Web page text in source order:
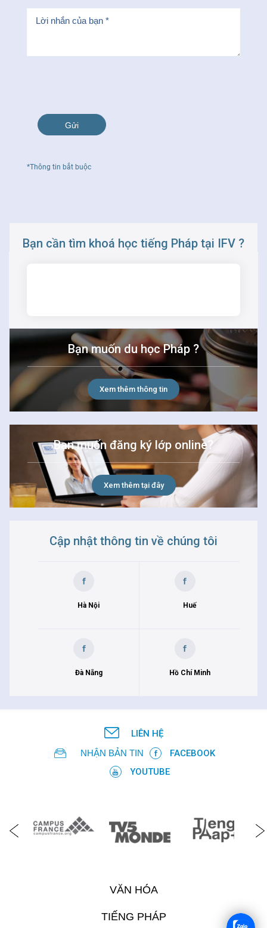
*Thông tin bắt buộc
Bạn cần tìm khoá học tiếng Pháp tại IFV ?
Bạn muốn du học Pháp ?
Xem thêm thông tin
Bạn muốn đăng ký lớp online?
Xem thêm tại đây
Cập nhật thông tin về chúng tôi
Hà Nội Huế
Đà Nẵng Hồ Chí Minh
LIÊN HỆ
NHẬN BẢN TIN
FACEBOOK
YOUTUBE
VĂN HÓA
TIẾNG PHÁP